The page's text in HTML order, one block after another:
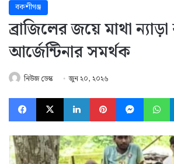
বকশীগঞ্জ
ব্রাজিলের জয়ে মাথা
আর্জেন্টিনার সমর্থক
নিউজ ডেস্ক জুন ২০, ২০২৬
Facebook
X LinkedInPinterest